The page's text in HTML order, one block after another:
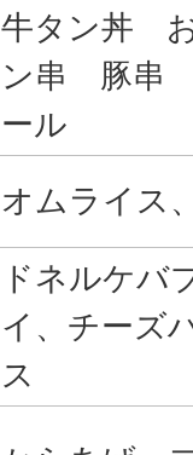
牛タン丼
ン串 豚串
ール
オムライス
ドネルケバ
イ、チーズ
ス